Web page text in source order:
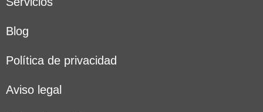
Blog
Política de privacidad
Aviso legal